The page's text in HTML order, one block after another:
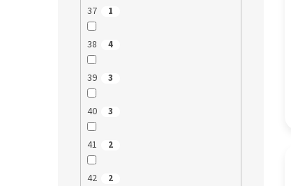
37 1
38 4
39 3
40 3
41 2
42 2